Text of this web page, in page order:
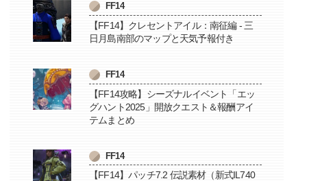
FF14
【FF14】クレセントアイル：南征編 - 三
日月島南部のマップと天気予報付き
FF14
【FF14攻略】シーズナルイベント「エッ
グハント2025」開放クエスト＆報酬アイ
テムまとめ
FF14
【FF14】パッチ7.2 伝説素材（新式IL740